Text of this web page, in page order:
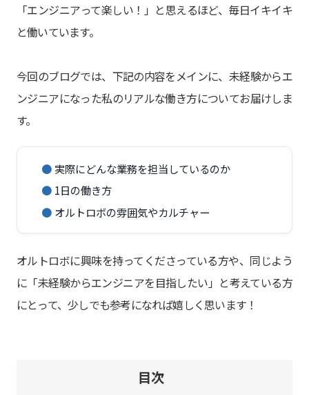
「エンジニアって楽しい！」と思えるほど、毎日イキイキ
と働いています。
今回のブログでは、下記の内容をメインに、未経験からエ
ンジニアになった私のリアルな働き方についてお届けしま
す。
● 実際にどんな業務を担当しているのか
● 1日の働き方
● オルトロボの雰囲気やカルチャー
オルトロボに興味を持ってくださっている方や、同じよう
に「未経験からエンジニアを目指したい」と考えている方
にとって、少しでも参考になれば嬉しく思います！
目次